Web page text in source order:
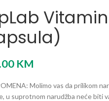
KM
Molimo vas da prilikom
u suprotnom narudžba neće biti